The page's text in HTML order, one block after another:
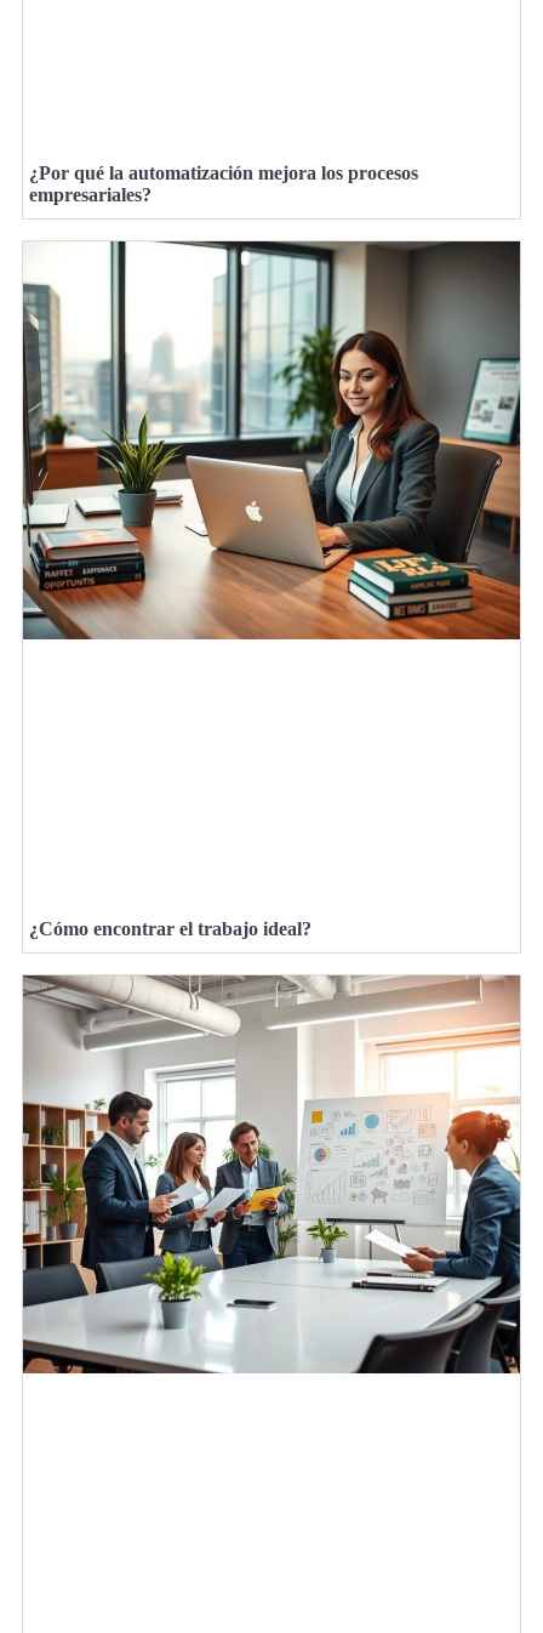
¿Por qué la automatización mejora los procesos
empresariales?
¿Cómo encontrar el trabajo ideal?